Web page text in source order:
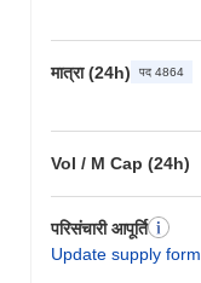
मात्रा (24h) पद 4864
Vol / M Cap (24h)
परिसंचारी आपूर्ति
Update supply form